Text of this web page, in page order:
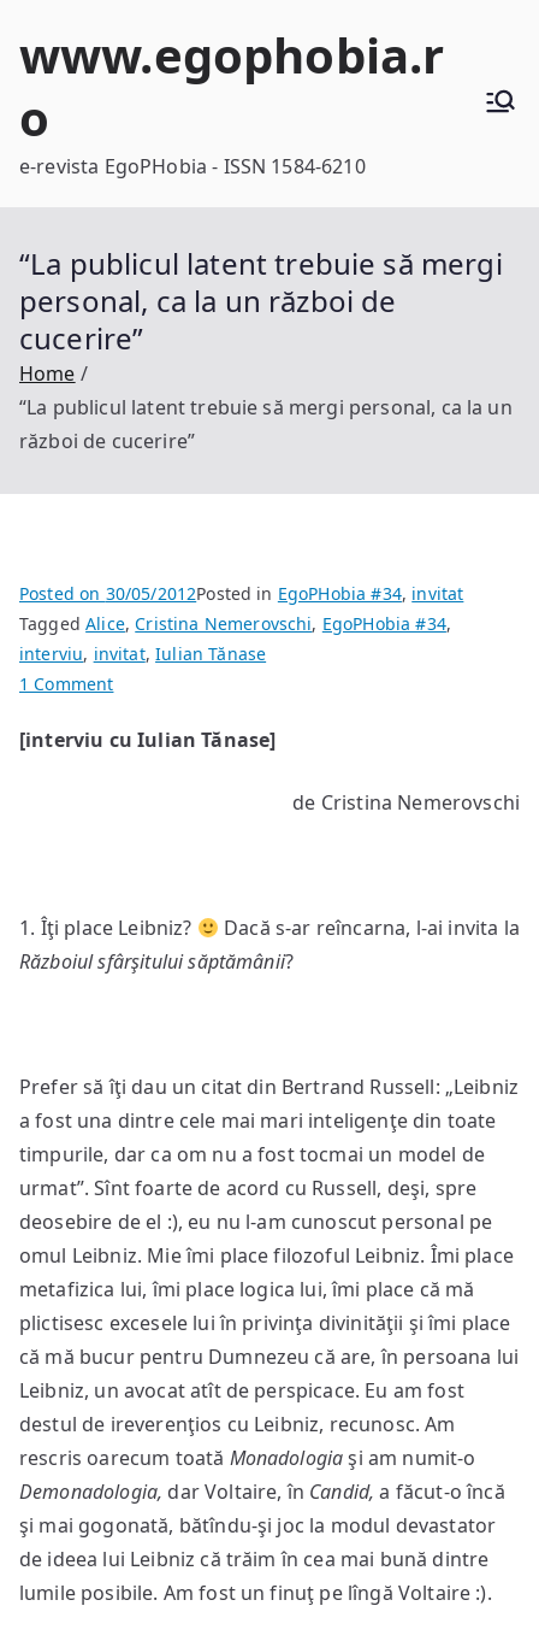
www.egophobia.r
o
e-revista EgoPHobia - ISSN 1584-6210
“La publicul latent trebuie să mergi
personal, ca la un război de
cucerire”
Home
“La publicul latent trebuie să mergi personal, ca la un
război de cucerire”
Posted on 30/05/2012Posted in EgoPHobia #34, invitat
TaggedAlice,Cristina Nemerovschi, EgoPHobia #34,
interviu, invitat,Iulian Tănase
1 Commenton
publicul
ca
la
cucerire”
[interviu cu Iulian Tănase]
de Cristina Nemerovschi
1. Îţi place Leibniz?
Dacă s-ar reîncarna, l-ai invita la
Războiul sfârşitului săptămânii?
Prefer să îţi dau un citat din Bertrand Russell: „Leibniz
a fost una dintre cele mai mari inteligenţe din toate
timpurile, dar ca om nu a fost tocmai un model de
urmat”. Sînt foarte de acord cu Russell, deşi, spre
deosebire de el :), eu nu l-am cunoscut personal pe
omul Leibniz. Mie îmi place filozoful Leibniz. Îmi place
metafizica lui, îmi place logica lui, îmi place că mă
plictisesc excesele lui în privinţa divinităţii şi îmi place
că mă bucur pentru Dumnezeu că are, în persoana lui
Leibniz, un avocat atît de perspicace. Eu am fost
destul de ireverenţios cu Leibniz, recunosc. Am
rescris oarecum toată Monadologiaşi am numit-o
Demonadologia, dar Voltaire, în Candid, a făcut-o încă
şi mai gogonată, bătîndu-şi joc la modul devastator
de ideea lui Leibniz că trăim în cea mai bună dintre
lumile posibile. Am fost un finuţ pe lîngă Voltaire :).